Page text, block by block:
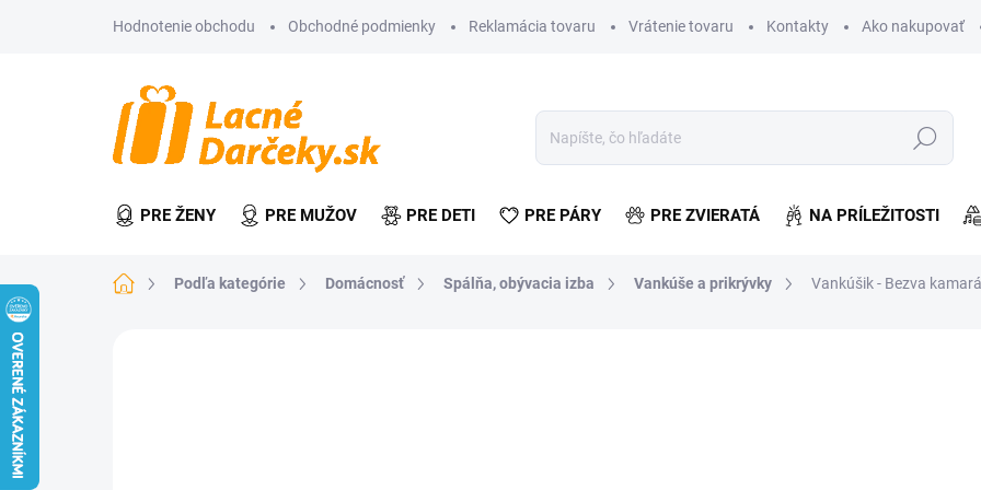
Hodnotenie obchodu Obchodné podmienky Reklamácia tovaru Vrátenie tovaru Kontakty Ako nakupovať
Hľadať
PRE ŽENY PRE MUŽOV PRE DETI PRE PÁRY PRE ZVIERATÁ NA PRÍLEŽITOSTI
DomovPodľa kategórie Domácnosť Spálňa, obývacia izba Vankúše a prikrývky Vankúšik - Bezva